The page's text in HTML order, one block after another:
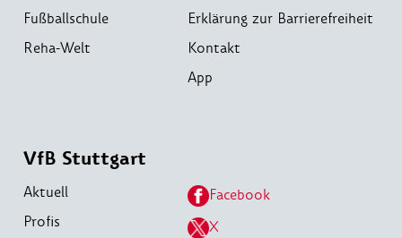
Fußballschule
Reha-Welt
Erklärung zur Barrierefreiheit
Kontakt
App
VfB Stuttgart
Aktuell
Profis
Facebook
X